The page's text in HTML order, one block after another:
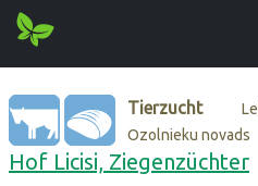
Tierzucht
Ozolnieku novads
Hof Licisi, Ziegenzüchter